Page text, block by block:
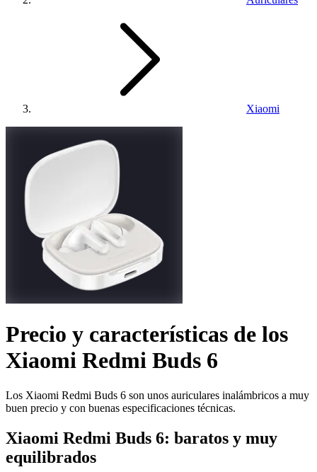
Xiaomi
Precio y características de los
Xiaomi Redmi Buds 6
Los Xiaomi Redmi Buds 6 son unos auriculares inalámbricos a muy
buen precio y con buenas especificaciones técnicas.
Xiaomi Redmi Buds 6: baratos y muy
equilibrados